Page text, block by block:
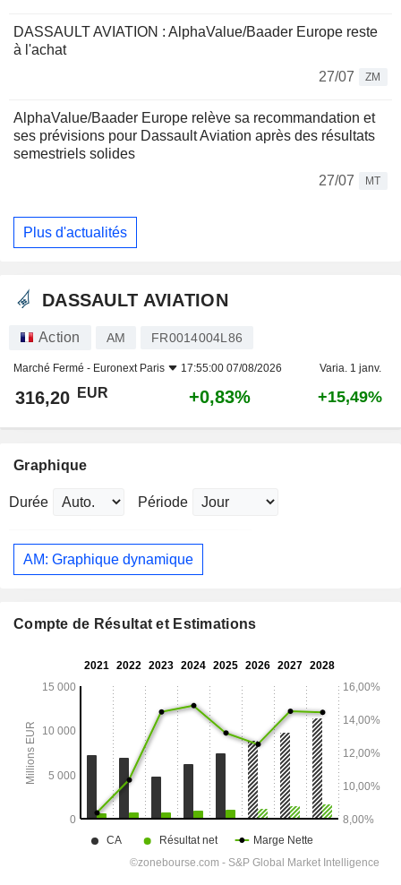
DASSAULT AVIATION : AlphaValue/Baader Europe reste
à l'achat
27/07
ZM
AlphaValue/Baader Europe relève sa recommandation et
ses prévisions pour Dassault Aviation après des résultats
semestriels solides
27/07
MT
Plus d'actualités
DASSAULT AVIATION
Action AM FR0014004L86
Marché Fermé - Euronext Paris 17:55:00 07/08/2026 Varia. 1 janv.
316,20 EUR +0,83% +15,49%
Graphique
Durée Période
AM: Graphique dynamique
Compte de Résultat et Estimations